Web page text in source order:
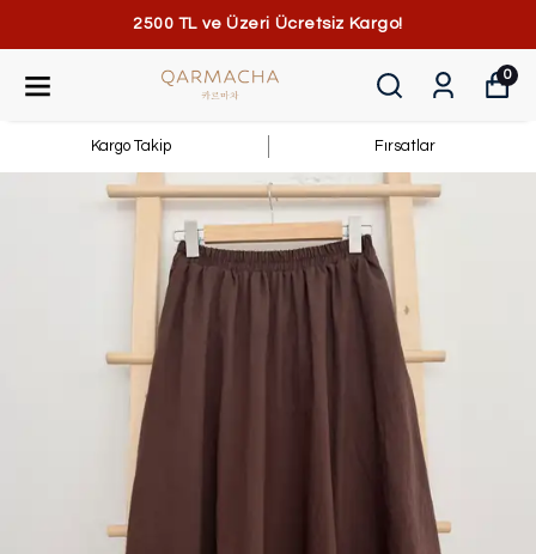
2500 TL ve Üzeri Ücretsiz Kargo!
0
Kargo Takip Fırsatlar